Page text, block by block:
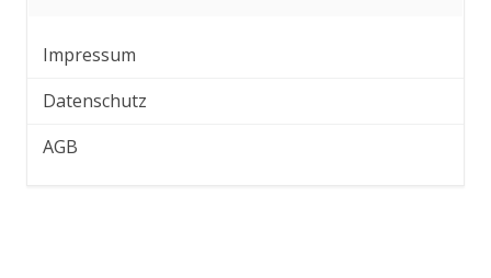
Impressum
Datenschutz
AGB